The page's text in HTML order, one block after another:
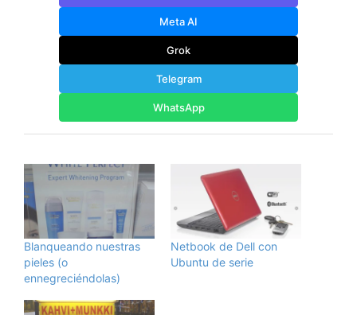
Meta AI
Grok
Telegram
WhatsApp
Blanqueando nuestras
pieles (o
ennegreciéndolas)
Netbook de Dell con
Ubuntu de serie